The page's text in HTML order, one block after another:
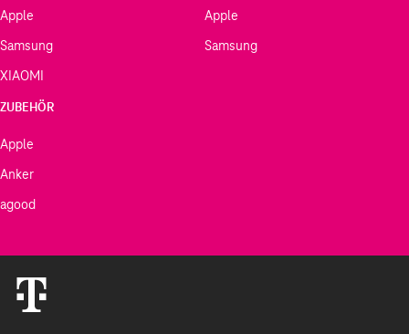
Apple
Samsung
XIAOMI
Apple
Samsung
ZUBEHÖR
Apple
Anker
agood